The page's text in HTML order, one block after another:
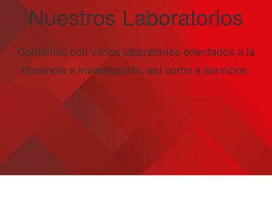
Nuestros Laboratorios
Contamos con varios laboratorios orientados a la
docencia e investigación, así como a servicios.